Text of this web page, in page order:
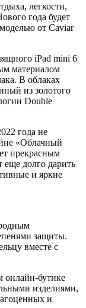
легкости,
года будет
от Сaviar
iPad mini 6
материалом
В облаках
из золотого
Double
года не
«Облачный
прекрасным
еще долго дарить
и яркие
защиты.
вместе с
онлайн-бутике
изделиями,
и